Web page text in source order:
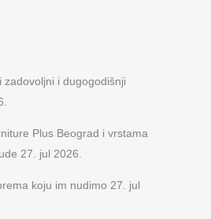
zadovoljni i dugogodišnji
Plus Beograd i vrstama
27. jul 2026.
koju im nudimo 27. jul